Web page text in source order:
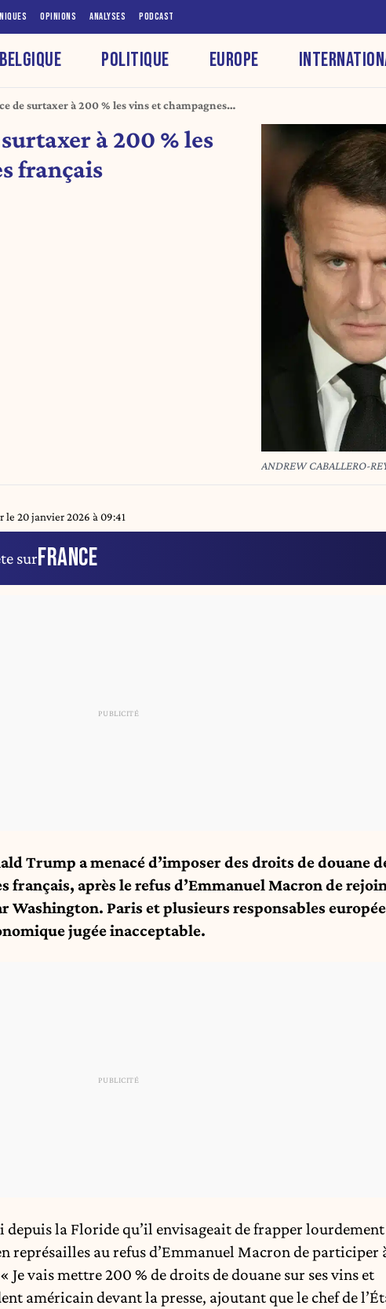
OPINIONS ANALYSES PODCAST
BELGIQUE POLITIQUE EUROPE
de surtaxer à 200 % les vins et champagnes
à 200 % les
français
ANDREW CABALLERO-
le 20 janvier 2026 à 09:41
surFRANCE
Trump a menacé d’imposer des droits de douane
français, après le refus d’Emmanuel Macron de
Washington. Paris et plusieurs responsables
jugée inacceptable.
la Floride qu’il envisageait de frapper lourdement
représailles au refus d’Emmanuel Macron de participer
Je vais mettre 200 % de droits de douane sur ses vins et
américain devant la presse, ajoutant que le chef de